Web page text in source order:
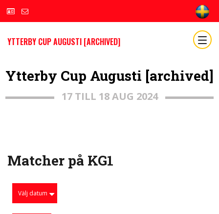
YTTERBY CUP AUGUSTI [ARCHIVED]
Ytterby Cup Augusti [archived]
17 TILL 18 AUG 2024
Matcher på KG1
Välj datum